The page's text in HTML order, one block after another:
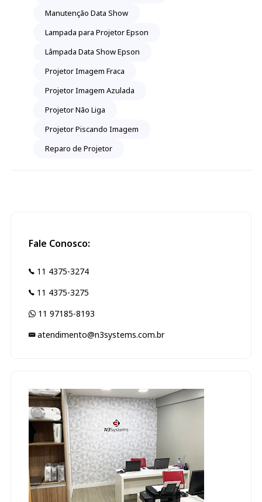
Manutenção Data Show
Lampada para Projetor Epson
Lâmpada Data Show Epson
Projetor Imagem Fraca
Projetor Imagem Azulada
Projetor Não Liga
Projetor Piscando Imagem
Reparo de Projetor
Fale Conosco:
11 4375-3274
11 4375-3275
11 97185-8193
atendimento@n3systems.com.br